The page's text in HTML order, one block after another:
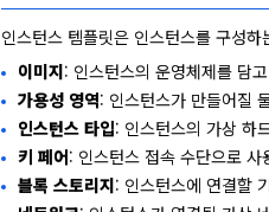
인스턴스 템플릿은 인스턴스를 구성
이미지: 인스턴스의 운영체제를 담
가용성 영역: 인스턴스가 만들어질
인스턴스 타입: 인스턴스의 가상 하
키 페어: 인스턴스 접속 수단으로 사
블록 스토리지: 인스턴스에 연결할